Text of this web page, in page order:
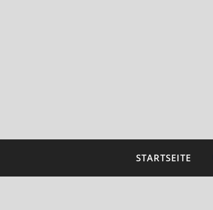
STARTSEITE